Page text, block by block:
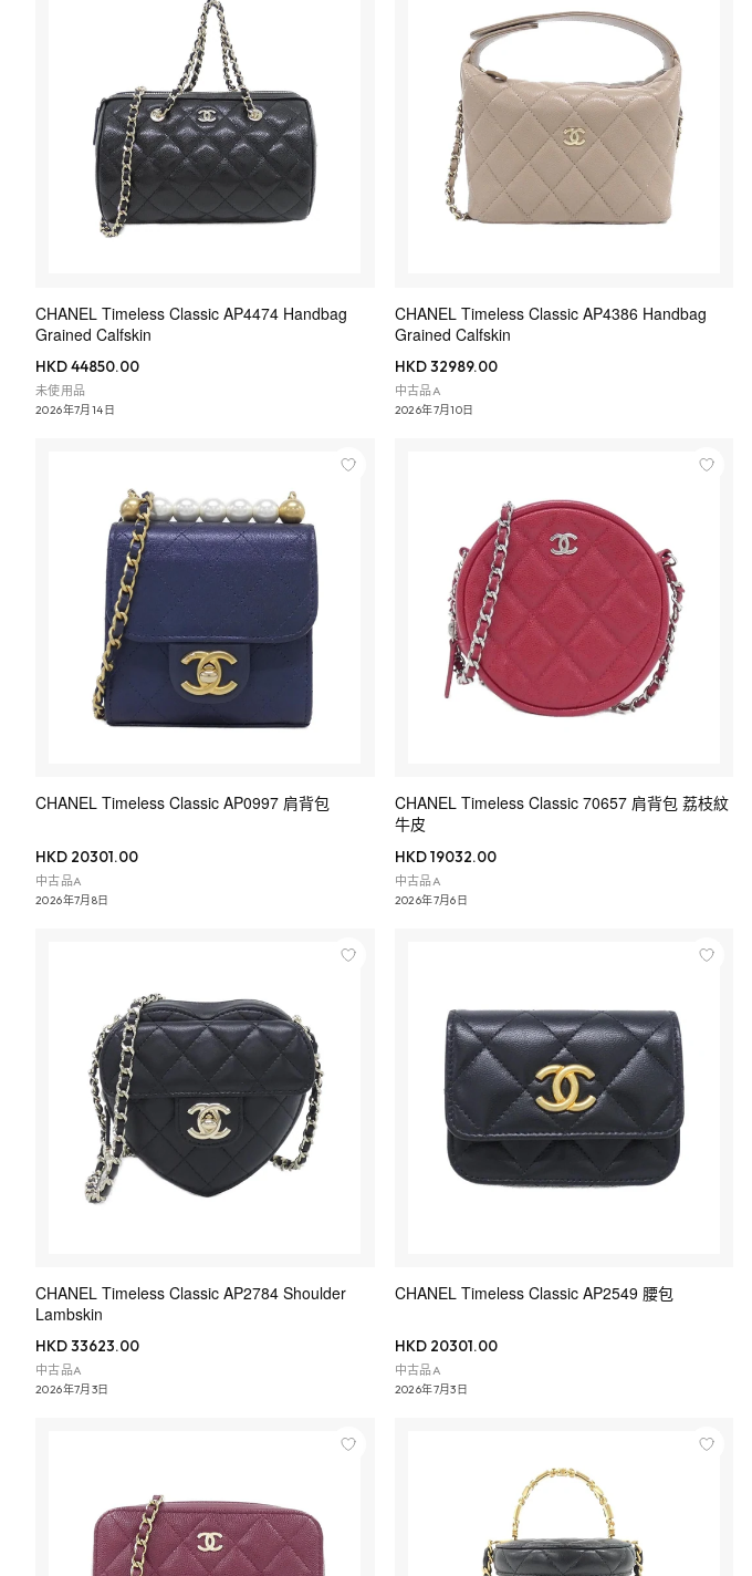
CHANEL Timeless Classic AP4474 Handbag
Grained Calfskin
HKD 44850.00
未使用品
2026年7月14日
CHANEL Timeless Classic AP4386 Handbag
Grained Calfskin
HKD 32989.00
中古品A
2026年7月10日
CHANEL Timeless Classic AP0997 肩背包
HKD 20301.00
中古品A
2026年7月8日
CHANEL Timeless Classic 70657 肩背包 荔枝紋
牛皮
HKD 19032.00
中古品A
2026年7月6日
CHANEL Timeless Classic AP2784 Shoulder
Lambskin
HKD 33623.00
中古品A
2026年7月3日
CHANEL Timeless Classic AP2549 腰包
HKD 20301.00
中古品A
2026年7月3日